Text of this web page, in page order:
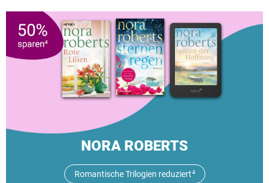
NORA ROBERTS
Romantische Trilogien reduziert 4